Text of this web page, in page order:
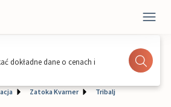
dokładne dane o cenach i
Zatoka Kvarner Tribalj